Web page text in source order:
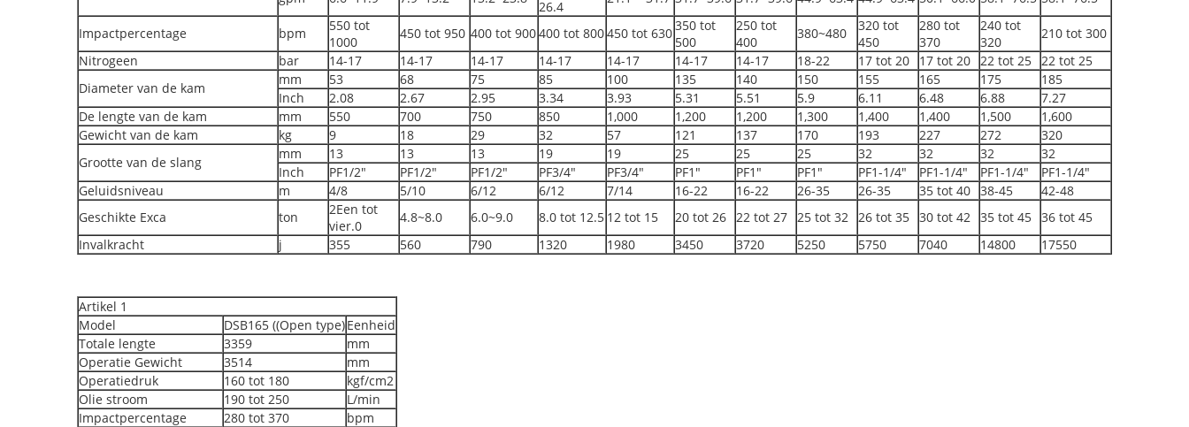
26.4
Impactpercentage bpm
550 tot
1000
450 tot 950 400 tot 900400 tot 800450 tot 630350 tot
500
250 tot
400
380~480
320 tot
450
280 tot
370
240 tot
320
210 tot 300
Nitrogeen
bar 14-17 14-17 14-17 14-17 14-17 14-17 14-17 18-22 17 tot 20 17 tot 20 22 tot 25 22 tot 25
Diameter van de kam
mm 53 68 75 85 100 135 140 150 155 165 175
185
Inch
2.08 2.67 2.95 3.34 3.93 5.31 5.51 5.9 6.11 6.48 6.88
7.27
De lengte van de kam
mm 550 700 750 850 1,000 1,200 1,200 1,300 1,400 1,400 1,500
1,600
Gewicht van de kam
kg 9 18 29 32 57 121 137 170 193 227 272
320
Grootte van de slang
mm 13 13 13 19 19 25 25 25 32 32 32
32
Inch
PF1/2" PF1/2" PF1/2" PF3/4" PF3/4" PF1" PF1" PF1" PF1-1/4" PF1-1/4" PF1-1/4"
PF1-1/4"
Geluidsniveau
m 4/8 5/10 6/12 6/12 7/14 16-22 16-22 26-35 26-35 35 tot 40 38-45
42-48
Geschikte Exca
ton
2Een tot
vier.0
4.8~8.0 6.0~9.0 8.0 tot 12.5 12 tot 15 20 tot 26 22 tot 27 25 tot 32 26 tot 35 30 tot 42 35 tot 45 36 tot 45
Invalkracht
j 355 560 790 1320 1980 3450 3720 5250 5750 7040 14800 17550
Artikel 1
Model
DSB165 ((Open type)Eenheid
Totale lengte
3359
mm
Operatie Gewicht
3514
mm
Operatiedruk
160 tot 180
kgf/cm2
Olie stroom
190 tot 250
L/min
Impactpercentage
280 tot 370
bpm